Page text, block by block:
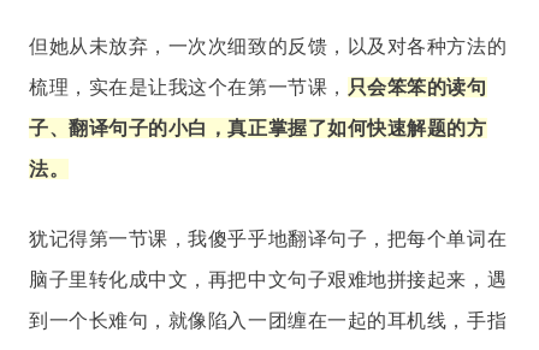
但她从未放弃，一次次细致的反馈，以及对各种方法的
梳理，实在是让我这个在第一节课， 只会笨笨的读句
子、翻译句子的小白 ，真正掌握了如何快速解题的方
法。
犹记得第一节课，我傻乎乎地翻译句子， 把每个单词在
脑子里转化成中文，再把中文句子艰难地拼接起来，遇
到一个长难句，就像陷入一团缠在一起的耳机线，手指